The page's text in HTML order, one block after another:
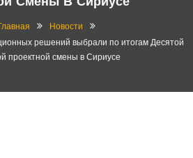
Новости
решений выбрали по итогам Десятой
проектной смены в Сириусе